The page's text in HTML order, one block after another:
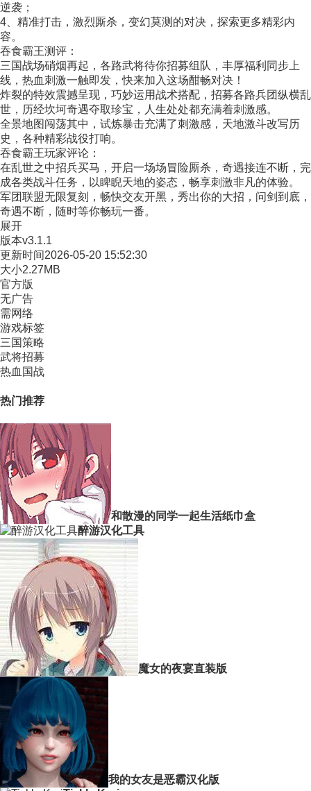
逆袭；
4、精准打击，激烈厮杀，变幻莫测的对决，探索更多精彩内
容。
吞食霸王测评：
三国战场硝烟再起，各路武将待你招募组队，丰厚福利同步上
线，热血刺激一触即发，快来加入这场酣畅对决！
炸裂的特效震撼呈现，巧妙运用战术搭配，招募各路兵团纵横乱
世，历经坎坷奇遇夺取珍宝，人生处处都充满着刺激感。
全景地图闯荡其中，试炼暴击充满了刺激感，天地激斗改写历
史，各种精彩战役打响。
吞食霸王玩家评论：
在乱世之中招兵买马，开启一场场冒险厮杀，奇遇接连不断，完
成各类战斗任务，以睥睨天地的姿态，畅享刺激非凡的体验。
军团联盟无限复刻，畅快交友开黑，秀出你的大招，问剑到底，
奇遇不断，随时等你畅玩一番。
展开
版本v3.1.1
更新时间2026-05-20 15:52:30
大小2.27MB
官方版
无广告
需网络
游戏标签
三国策略
武将招募
热血国战
热门推荐
和散漫的同学一起生活纸巾盒
醉游汉化工具
魔女的夜宴直装版
我的女友是恶霸汉化版